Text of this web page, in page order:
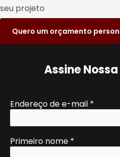
seu projeto
Quero um orçamento
Assine
Endereço de e-mail *
Primeiro nome *